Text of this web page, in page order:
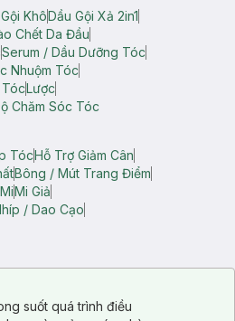
KhôDầu Gội Xả 2in1
Chết Da Đầu
Serum / Dầu Dưỡng Tóc
Nhuộm Tóc
Lược
Chăm Sóc Tóc
TócHỗ Trợ Giảm Cân
Bông / Mút Trang Điểm
Mi Giả
/ Dao Cạo
suốt quá trình điều